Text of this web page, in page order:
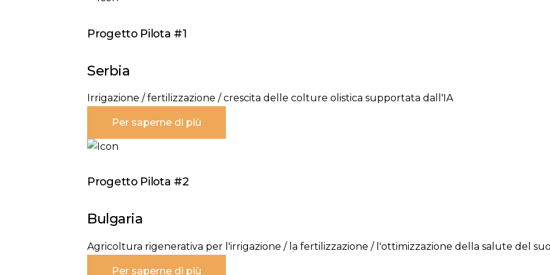
Progetto Pilota #1
Serbia
Irrigazione / fertilizzazione / crescita delle colture olistica supportata dall'IA
Per saperne di più
Progetto Pilota #2
Bulgaria
Agricoltura rigenerativa per l'irrigazione / la fertilizzazione / l'ottimizzazione della salute del
Per saperne di più